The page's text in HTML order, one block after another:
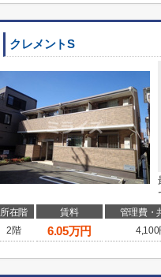
クレメントS
所在階 賃料 管理費・
2階
6.05万円 4,100